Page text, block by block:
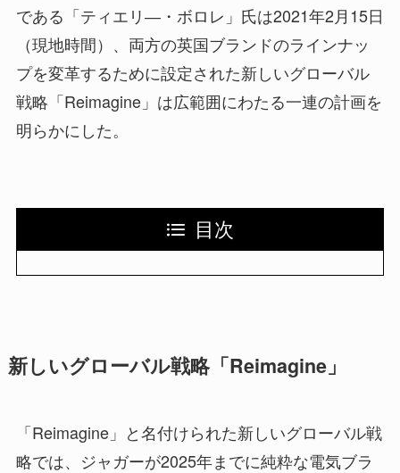
である「ティエリ―・ボロレ」氏は2021年2月15日
（現地時間）、両方の英国ブランドのラインナッ
プを変革するために設定された新しいグローバル
戦略「Reimagine」は広範囲にわたる一連の計画を
明らかにした。
目次
新しいグローバル戦略「Reimagine」
「Reimagine」と名付けられた新しいグローバル戦
略では、ジャガーが2025年までに純粋な電気ブラ